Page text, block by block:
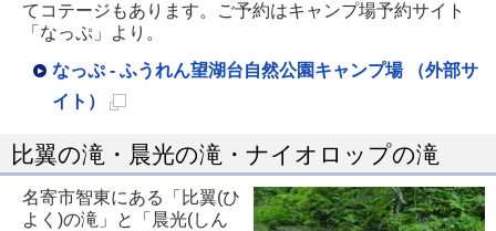
てコテージもあります。ご予約はキャンプ場予約サイト
「なっぷ」より。
なっぷ - ふうれん望湖台自然公園キャンプ場 （外部サ
イト）
規
ペ
ー
比翼の滝・晨光の滝・ナイオロップの滝
名寄市智東にある「比翼(ひ
よく)の滝」と「晨光(しん